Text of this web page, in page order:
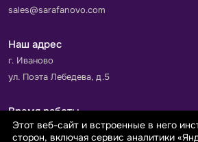
sales@sarafanovo.com
Наш адрес
г. Иваново
ул. Поэта Лебедева, д.5
Время работы
Пн-Пт с 9.00 до 18.00
Этот веб-сайт и встроенные в него
сторон, включая сервис аналитики